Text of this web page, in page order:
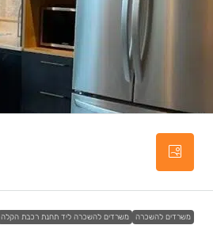
משרדים להשכרה משרדים להשכרה ליד תחנת רכבת הקלה